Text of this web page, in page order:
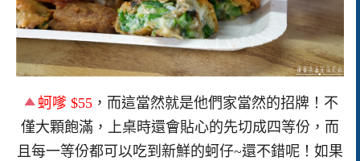
蚵嗲 $55 ，而這當然就是他們家當然的招牌！不
僅大顆飽滿，上桌時還會貼心的先切成四等份，而
且每一等份都可以吃到新鮮的蚵仔~還不錯呢！如果